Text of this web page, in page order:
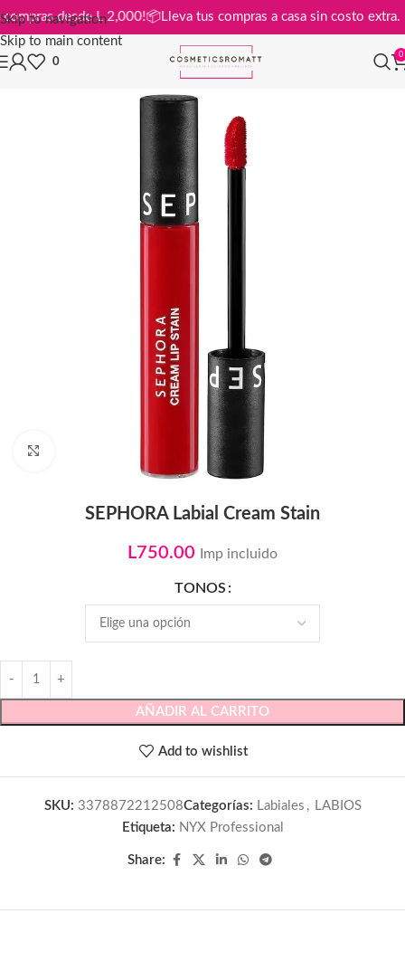
Skip to navigation
Skip to main content
compras desde L 2,000!📦Lleva tus compras a casa sin costo
0
0
SEPHORA Labial Cream Stain
L750.00 Imp incluido
TONOS
AÑADIR AL CARRITO
Add to wishlist
SKU: 3378872212508Categorías: Labiales , LABIOS
Etiqueta: NYX Professional
Share: